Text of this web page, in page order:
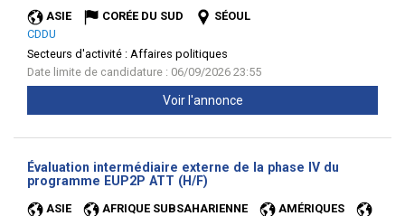
ASIE CORÉE DU SUD
SÉOUL
CDDU
Secteurs d'activité : Affaires politiques
Date limite de candidature : 06/09/2026 23:55
Voir l'annonce
Évaluation intermédiaire externe de la phase IV du
programme EUP2P ATT (H/F)
ASIE AFRIQUE SUBSAHARIENNE
AMÉRIQUES